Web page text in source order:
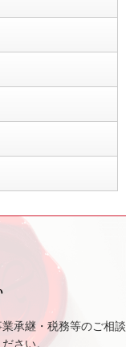
承継・税務等のご相談
さい。